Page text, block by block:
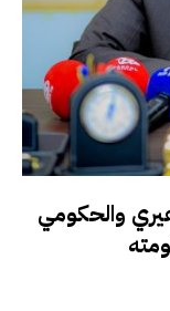
والحكومي